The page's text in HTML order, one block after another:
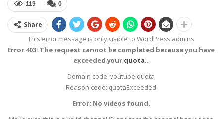
0
119
Share
This error message is only visible to WordPress admins
Error 403: The request cannot be completed because you have
exceeded your quota..
Domain code: youtube.quota
Reason code: quotaExceeded
Error: No videos found.